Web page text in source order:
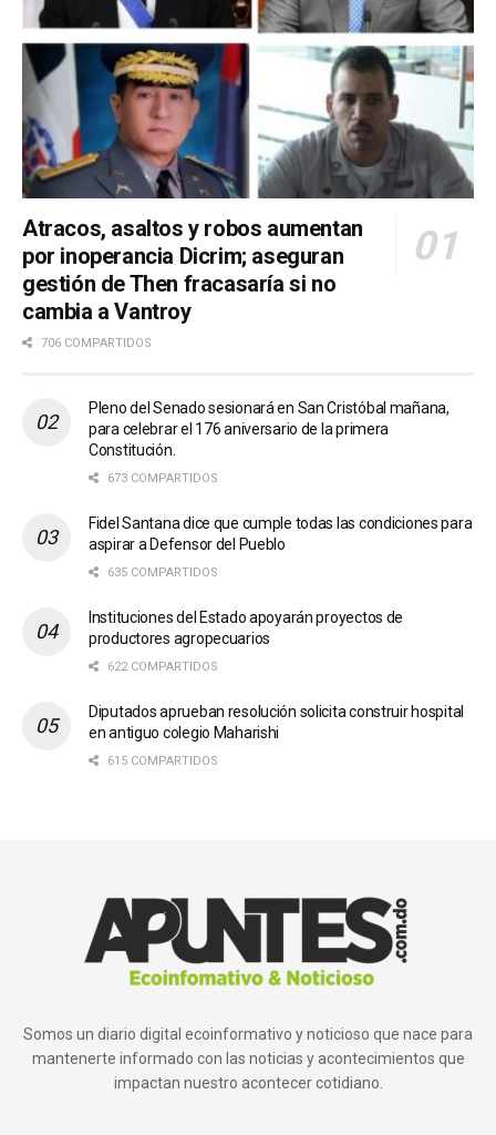
Atracos, asaltos y robos aumentan
por inoperancia Dicrim; aseguran
gestión de Then fracasaría si no
cambia a Vantroy
706 COMPARTIDOS
Pleno del Senado sesionará en San Cristóbal mañana,
para celebrar el 176 aniversario de la primera
Constitución.
673 COMPARTIDOS
Fidel Santana dice que cumple todas las condiciones para
aspirar a Defensor del Pueblo
635 COMPARTIDOS
Instituciones del Estado apoyarán proyectos de
productores agropecuarios
622 COMPARTIDOS
Diputados aprueban resolución solicita construir hospital
en antiguo colegio Maharishi
615 COMPARTIDOS
Somos un diario digital ecoinformativo y noticioso que nace para
mantenerte informado con las noticias y acontecimientos que
impactan nuestro acontecer cotidiano.